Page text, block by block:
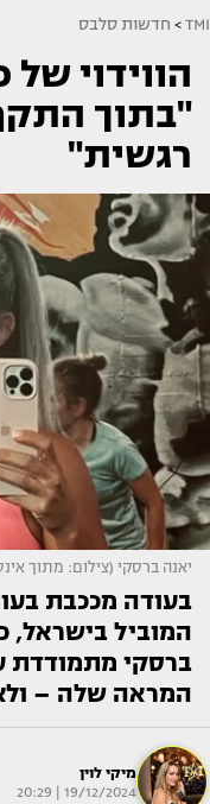
TMI
> חדשות סלבס
הווידוי
"בתוך
רגשית"
יאנה ברסקי (צילום: מתוך
בעודה מככבת
המוביל בישראל,
ברסקי מתמודדת
המראה שלה –
מיקי לוין
19/12/2024 | 20:29